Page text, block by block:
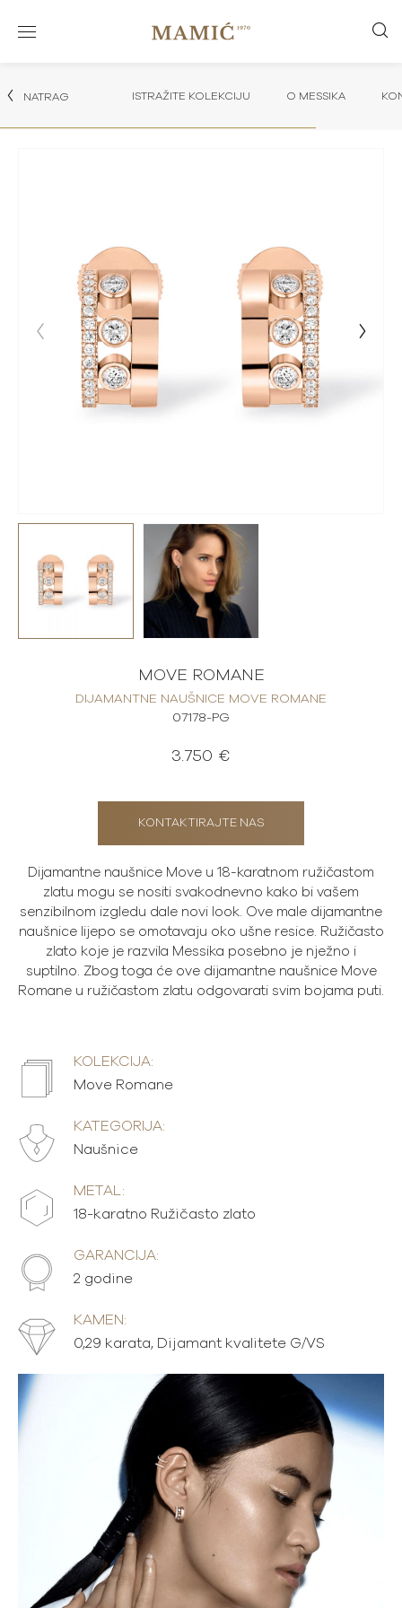
NATRAG ISTRAŽITE KOLEKCIJU O MESSIKA
MOVE ROMANE
DIJAMANTNE NAUŠNICE MOVE ROMANE
07178-PG
3.750 €
KONTAKTIRAJTE NAS
Dijamantne naušnice Move u 18-karatnom ružičastom
zlatu mogu se nositi svakodnevno kako bi vašem
senzibilnom izgledu dale novi look. Ove male dijamantne
naušnice lijepo se omotavaju oko ušne resice. Ružičasto
zlato koje je razvila Messika posebno je nježno i
suptilno. Zbog toga će ove dijamantne naušnice Move
Romane u ružičastom zlatu odgovarati svim bojama puti.
KOLEKCIJA:
Move Romane
KATEGORIJA:
Naušnice
METAL:
18-karatno Ružičasto zlato
GARANCIJA:
2 godine
KAMEN:
0,29 karata, Dijamant kvalitete G/VS